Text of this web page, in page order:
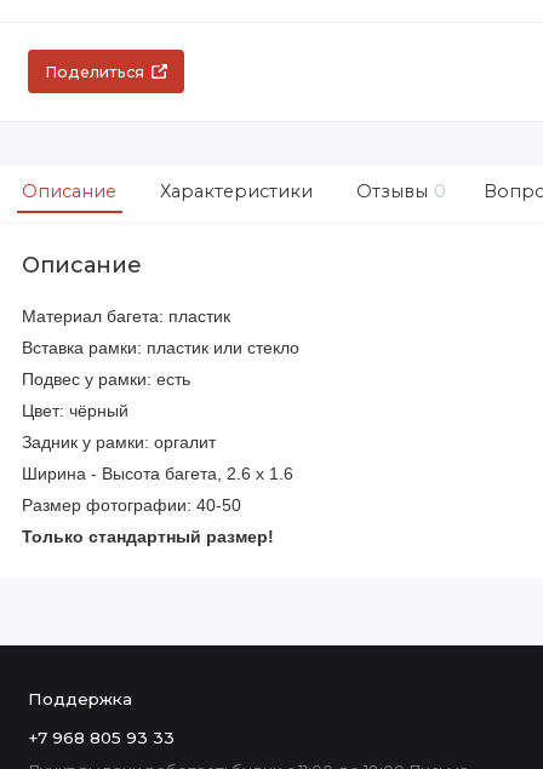
Поделиться
Описание Характеристики Отзывы 0
Описание
Материал багета: пластик
Вставка рамки: пластик или стекло
Подвес у рамки: есть
Цвет: чёрный
Задник у рамки: оргалит
Ширина - Высота багета, 2.6 х 1.6
Размер фотографии: 40-50
Только стандартный размер!
Поддержка
+7 968 805 93 33